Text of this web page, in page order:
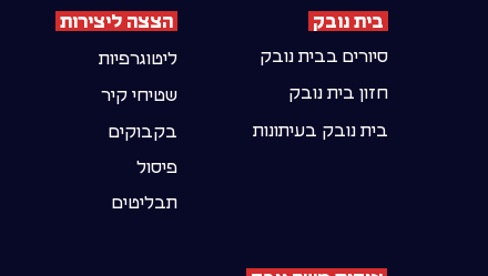
הצצה ליצירות
ליטוגרפיות
שטיחי קיר
בקבוקים
בית נובק
סיורים בבית נובק
חזון בית נובק
בית נובק בעיתונות
פיסול
תבליטים